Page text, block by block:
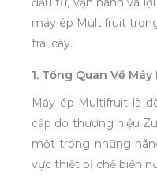
máy ép Multifruit
trái cây.
1. Tổng Quan Về
Máy ép Multifruit là
cấp do thương hiệu
một trong những
vực thiết bị chế biến